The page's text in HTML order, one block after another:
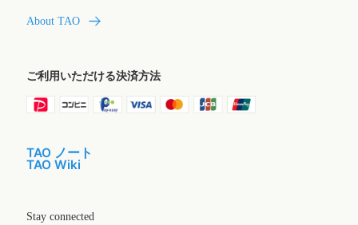
About TAO
ご利用いただける決済方法
TAO ノート
TAO Wiki
Stay connected